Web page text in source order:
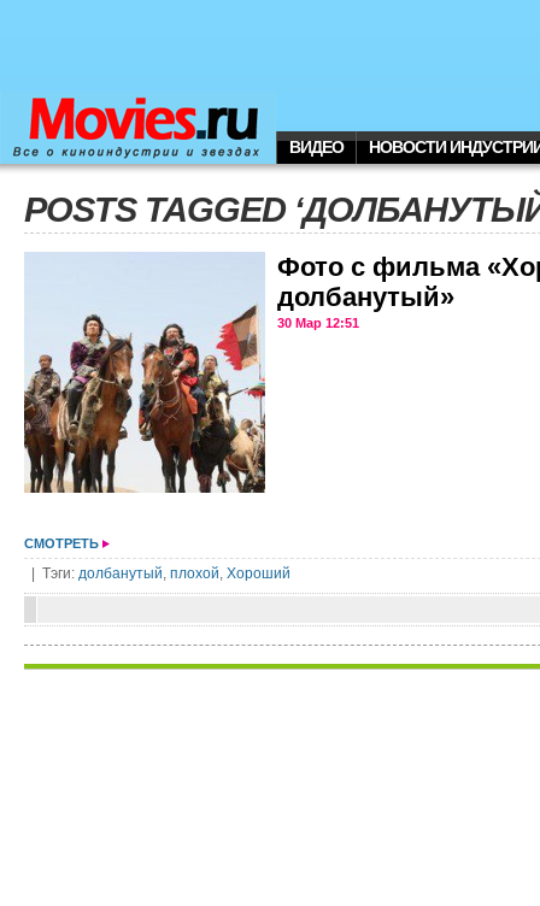
ВИДЕО НОВОСТИ
POSTS TAGGED
Фото с фильма
долбанутый»
30 Мар 12:51
СМОТРЕТЬ
| Тэги: долбанутый, плохой, Хороший